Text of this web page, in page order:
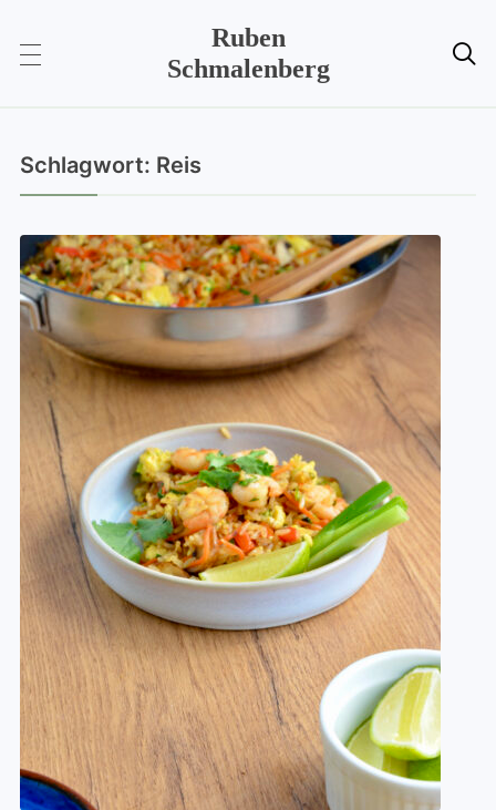
Ruben
Schmalenberg

Schlagwort: Reis